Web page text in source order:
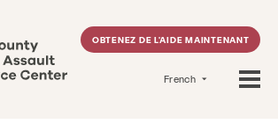
OBTENEZ DE L'AIDE MAINTENANT
French